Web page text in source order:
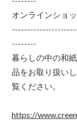
オンラインショ
--------
暮らしの中の和
品をお取り扱い
覧ください。
https://